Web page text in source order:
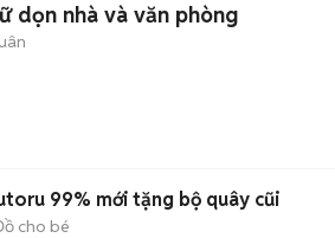
dọn nhà và văn phòng
99% mới tặng bộ quây cũi
cho bé